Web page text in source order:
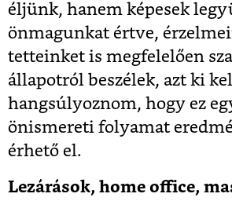
éljünk, hanem képesek
önmagunkat értve,
tetteinket is megfelelően
állapotról beszélek, azt ki
hangsúlyoznom, hogy ez
önismereti folyamat
érhető el.
Lezárások, home office,